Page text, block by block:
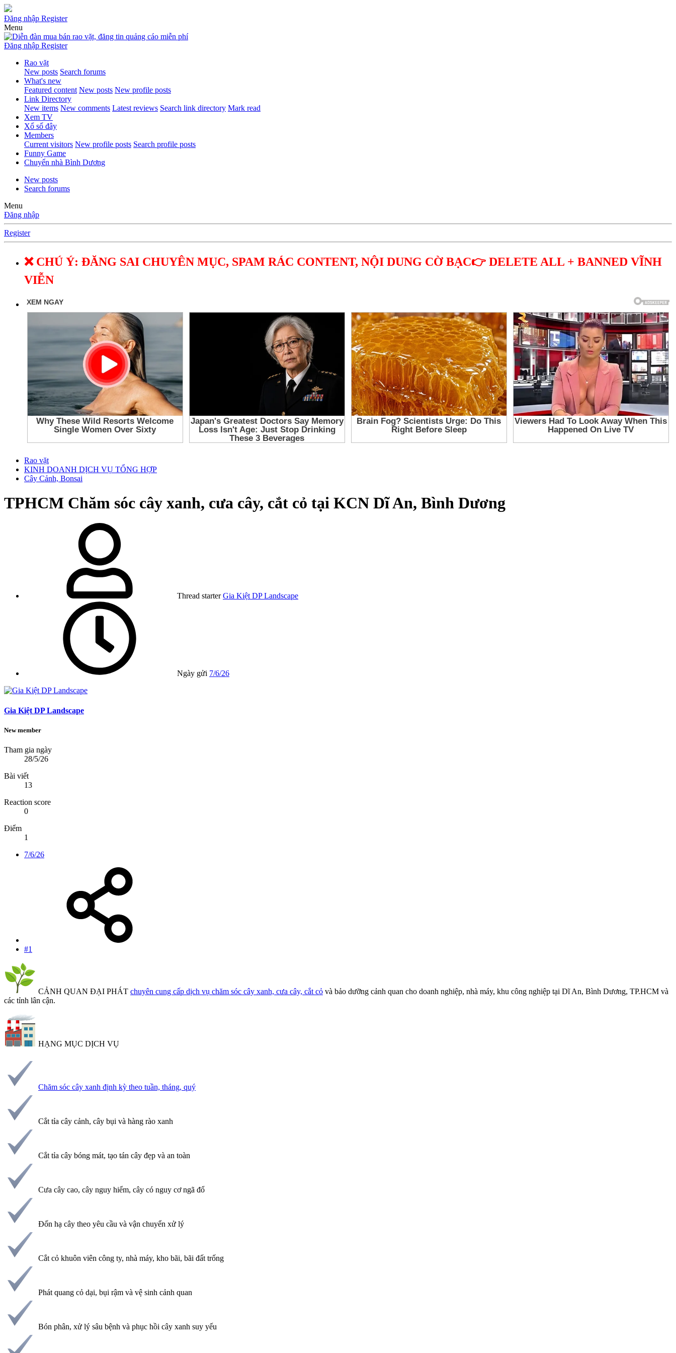
Đăng nhập Register
Menu
Đăng nhập Register
Rao vặt
New posts Search forums
What's new
Featured content New posts New profile posts
Link Directory
New items New comments Latest reviews Search link directory Mark read
Xem TV
Xổ số đây
Members
Current visitors New profile posts Search profile posts
Funny Game
Chuyển nhà Bình Dương
New posts
Search forums
Menu
Đăng nhập
Register
❌ CHÚ Ý: ĐĂNG SAI CHUYÊN MỤC, SPAM RÁC CONTENT, NỘI DUNG CỜ BẠC👉 DELETE ALL + BANNED VĨNH
VIỄN
Rao vặt
KINH DOANH DỊCH VỤ TỔNG HỢP
Cây Cảnh, Bonsai
TPHCM Chăm sóc cây xanh, cưa cây, cắt cỏ tại KCN Dĩ An, Bình Dương
Thread starter Gia Kiệt DP Landscape
Ngày gửi 7/6/26
Gia Kiệt DP Landscape
New member
Tham gia ngày
28/5/26
Bài viết
13
Reaction score
0
Điểm
1
7/6/26
#1
CẢNH QUAN ĐẠI PHÁT chuyên cung cấp dịch vụ chăm sóc cây xanh, cưa cây, cắt cỏ và bảo dưỡng cảnh quan cho doanh nghiệp, nhà máy, khu công nghiệp tại Dĩ An, Bình Dương, TP.HCM và
các tỉnh lân cận.
HẠNG MỤC DỊCH VỤ
Chăm sóc cây xanh định kỳ theo tuần, tháng, quý
Cắt tỉa cây cảnh, cây bụi và hàng rào xanh
Cắt tỉa cây bóng mát, tạo tán cây đẹp và an toàn
Cưa cây cao, cây nguy hiểm, cây có nguy cơ ngã đổ
Đốn hạ cây theo yêu cầu và vận chuyển xử lý
Cắt cỏ khuôn viên công ty, nhà máy, kho bãi, bãi đất trống
Phát quang cỏ dại, bụi rậm và vệ sinh cảnh quan
Bón phân, xử lý sâu bệnh và phục hồi cây xanh suy yếu